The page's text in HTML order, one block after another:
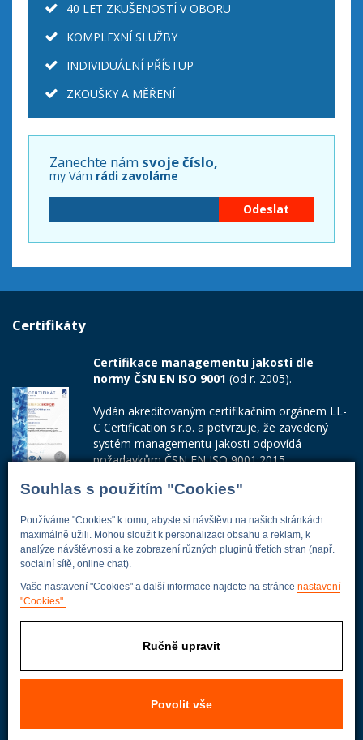
Souhlas s použitím "Cookies"
Používáme "Cookies" k tomu, abyste si návštěvu na našich stránkách
maximálně užili. Mohou sloužit k personalizaci obsahu a reklam, k
analýze návštěvnosti a ke zobrazení různých pluginů třetích stran (např.
socialní sítě, online chat).
Vaše nastavení "Cookies" a další informace najdete na stránce nastavení
"Cookies".
Ručně upravit
Povolit vše
40 LET ZKUŠENOSTÍ V OBORU
KOMPLEXNÍ SLUŽBY
INDIVIDUÁLNÍ PŘÍSTUP
ZKOUŠKY A MĚŘENÍ
Zanechte nám svoje číslo,
my Vám rádi zavoláme
Certifikáty
Certifikace managementu jakosti dle
normy ČSN EN ISO 9001 (od r. 2005).
Vydán akreditovaným certifikačním orgánem LL-
C Certification s.r.o. a potvrzuje, že zavedený
systém managementu jakosti odpovídá
požadavkům ČSN EN ISO 9001:2015.
Číslo certifikátu: 42014103
Adresa firmy
Energoekonom